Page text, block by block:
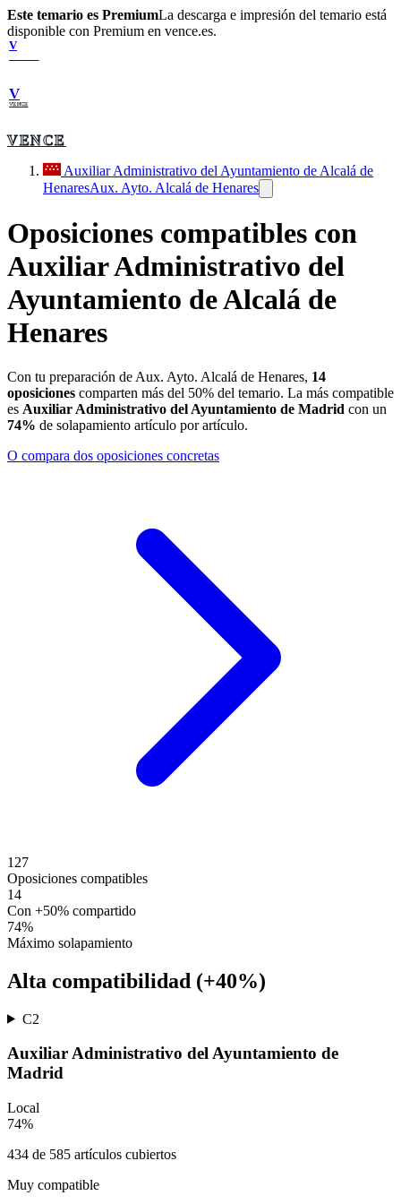
Este temario es PremiumLa descarga e impresión del temario está
disponible con Premium en vence.es.
V
V
VENCE
VENCE
Auxiliar Administrativo del Ayuntamiento de Alcalá de
HenaresAux. Ayto. Alcalá de Henares
Oposiciones compatibles con
Auxiliar Administrativo del
Ayuntamiento de Alcalá de
Henares
Con tu preparación de Aux. Ayto. Alcalá de Henares, 14
oposiciones comparten más del 50% del temario. La más compatible
es Auxiliar Administrativo del Ayuntamiento de Madrid con un
74% de solapamiento artículo por artículo.
O compara dos oposiciones concretas
127
Oposiciones compatibles
14
Con +50% compartido
74%
Máximo solapamiento
Alta compatibilidad (+40%)
C2
Auxiliar Administrativo del Ayuntamiento de
Madrid
Local
74%
434 de 585 artículos cubiertos
Muy compatible